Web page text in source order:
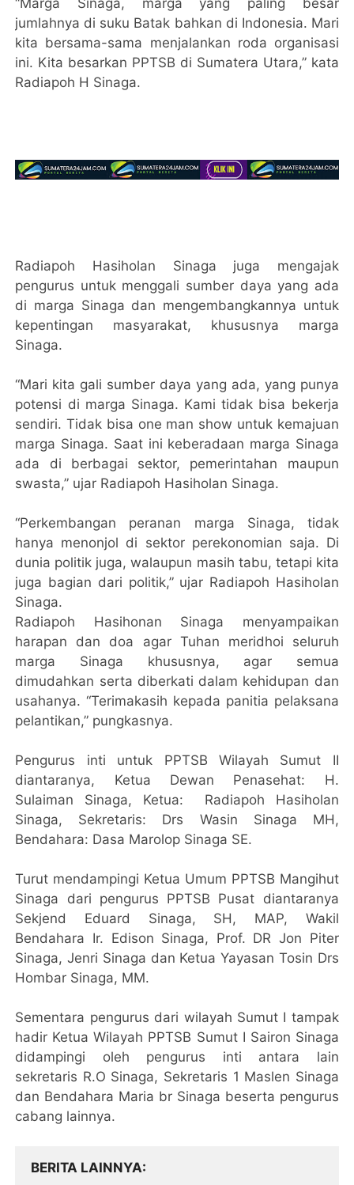
jumlahnya di suku Batak bahkan di Indonesia. Mari
kita bersama-sama menjalankan roda organisasi
ini. Kita besarkan PPTSB di Sumatera Utara,” kata
Radiapoh H Sinaga.
Radiapoh Hasiholan Sinaga juga mengajak
pengurus untuk menggali sumber daya yang ada
di marga Sinaga dan mengembangkannya untuk
kepentingan masyarakat, khususnya marga
Sinaga.
“Mari kita gali sumber daya yang ada, yang punya
potensi di marga Sinaga. Kami tidak bisa bekerja
sendiri. Tidak bisa one man show untuk kemajuan
marga Sinaga. Saat ini keberadaan marga Sinaga
ada di berbagai sektor, pemerintahan maupun
swasta,” ujar Radiapoh Hasiholan Sinaga.
“Perkembangan peranan marga Sinaga, tidak
hanya menonjol di sektor perekonomian saja. Di
dunia politik juga, walaupun masih tabu, tetapi kita
juga bagian dari politik,” ujar Radiapoh Hasiholan
Sinaga.
Radiapoh Hasihonan Sinaga menyampaikan
harapan dan doa agar Tuhan meridhoi seluruh
marga Sinaga khususnya, agar semua
dimudahkan serta diberkati dalam kehidupan dan
usahanya. “Terimakasih kepada panitia pelaksana
pelantikan,” pungkasnya.
Pengurus inti untuk PPTSB Wilayah Sumut II
diantaranya, Ketua Dewan Penasehat: H.
Sulaiman Sinaga, Ketua: Radiapoh Hasiholan
Sinaga, Sekretaris: Drs Wasin Sinaga MH,
Bendahara: Dasa Marolop Sinaga SE.
Turut mendampingi Ketua Umum PPTSB Mangihut
Sinaga dari pengurus PPTSB Pusat diantaranya
Sekjend Eduard Sinaga, SH, MAP, Wakil
Bendahara Ir. Edison Sinaga, Prof. DR Jon Piter
Sinaga, Jenri Sinaga dan Ketua Yayasan Tosin Drs
Hombar Sinaga, MM.
Sementara pengurus dari wilayah Sumut I tampak
hadir Ketua Wilayah PPTSB Sumut I Sairon Sinaga
didampingi oleh pengurus inti antara lain
sekretaris R.O Sinaga, Sekretaris 1 Maslen Sinaga
dan Bendahara Maria br Sinaga beserta pengurus
cabang lainnya.
BERITA LAINNYA